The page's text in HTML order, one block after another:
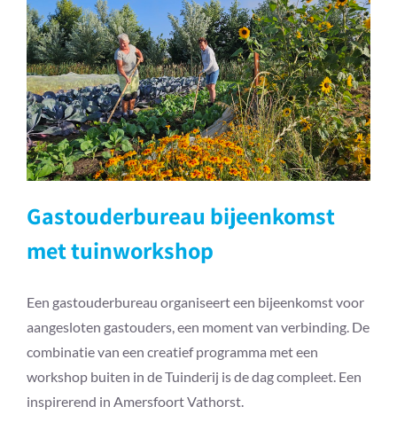
Gastouderbureau bijeenkomst met
tuinworkshop
Gastouderbureau bijeenkomst
met tuinworkshop
Een gastouderbureau organiseert een bijeenkomst voor
aangesloten gastouders, een moment van verbinding. De
combinatie van een creatief programma met een
workshop buiten in de Tuinderij is de dag compleet. Een
inspirerend in Amersfoort Vathorst.